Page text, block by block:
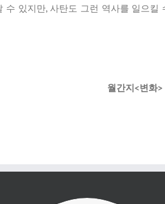
있지만, 사탄도 그런 역사를 일으킬
월간지<변화